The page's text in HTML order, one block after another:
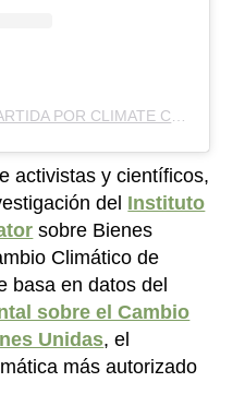
activistas y científicos,
del Instituto
sobre Bienes
Climático de
basa en datos del
sobre el Cambio
Unidas, el
más autorizado